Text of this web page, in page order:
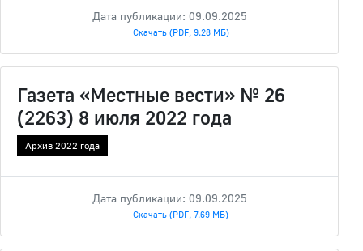
Дата публикации: 09.09.2025
Скачать (PDF, 9.28 МБ)
Газета «Местные вести» № 26
(2263) 8 июля 2022 года
Архив 2022 года
Дата публикации: 09.09.2025
Скачать (PDF, 7.69 МБ)